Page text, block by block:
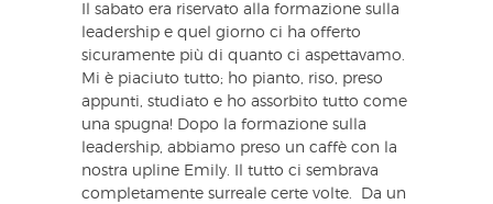
Il sabato era riservato alla formazione sulla
leadership e quel giorno ci ha offerto
sicuramente più di quanto ci aspettavamo.
Mi è piaciuto tutto; ho pianto, riso, preso
appunti, studiato e ho assorbito tutto come
una spugna! Dopo la formazione sulla
leadership, abbiamo preso un caffè con la
nostra upline Emily. Il tutto ci sembrava
completamente surreale certe volte. Da un